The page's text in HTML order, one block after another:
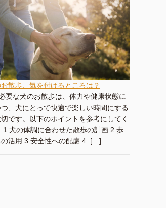
散歩、気を付けるところは？
要な犬のお散歩は、体力や健康状態に
、犬にとって快適で楽しい時間にする
です。以下のポイントを参考にしてく
1.犬の体調に合わせた散歩の計画 2.歩
活用 3.安全性への配慮 4. […]